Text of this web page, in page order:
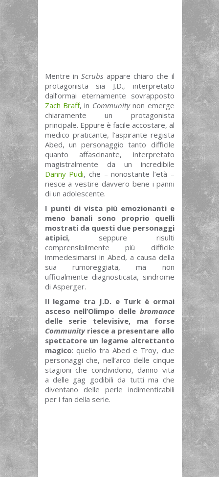
Mentre inScrubs appare chiaro che il
protagonista sia J.D., interpretato
dall’ormai eternamente sovrapposto
Zach Braff, in Communitynon emerge
chiaramente un protagonista
principale. Eppure è facile accostare, al
medico praticante, l’aspirante regista
Abed, un personaggio tanto difficile
quanto affascinante, interpretato
magistralmente da un incredibile
Danny Pudi, che – nonostante l’età –
riesce a vestire davvero bene i panni
di un adolescente.
I punti di vista più emozionanti e
meno banali sono proprio quelli
mostrati da questi due personaggi
atipici, seppure risulti
comprensibilmente più difficile
immedesimarsi in Abed, a causa della
sua rumoreggiata, ma non
ufficialmente diagnosticata, sindrome
di Asperger.
Il legame tra J.D. e Turk è ormai
asceso nell’Olimpo delle bromance
delle serie televisive, ma forse
Communityriesce a presentare allo
spettatore un legame altrettanto
magico: quello tra Abed e Troy, due
personaggi che, nell’arco delle cinque
stagioni che condividono, danno vita
a delle gag godibili da tutti ma che
diventano delle perle indimenticabili
per i fan della serie.